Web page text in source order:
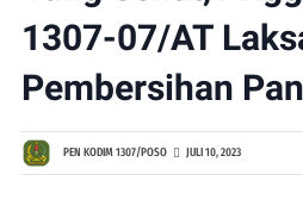
1307-07/AT
Pembersihan
PEN KODIM 1307/POSO JULI 10, 2023